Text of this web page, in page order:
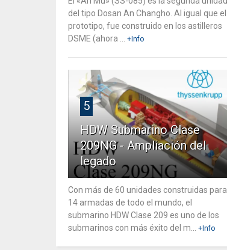
del tipo Dosan An Changho. Al igual que el
prototipo, fue construido en los astilleros
DSME (ahora ...
+Info
5
HDW Submarino Clase
209NG - Ampliación del
legado
Con más de 60 unidades construidas para
14 armadas de todo el mundo, el
submarino HDW Clase 209 es uno de los
submarinos con más éxito del m...
+Info